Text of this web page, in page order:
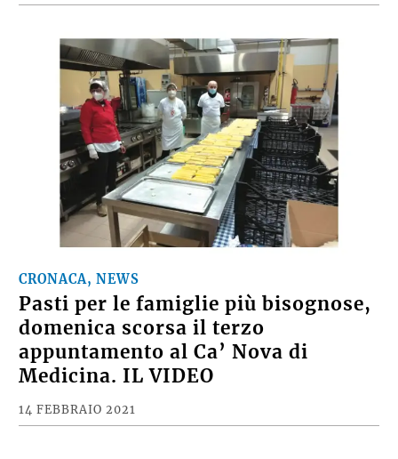
CRONACA, NEWS
Pasti per le famiglie più bisognose,
domenica scorsa il terzo
appuntamento al Ca’ Nova di
Medicina. IL VIDEO
14 FEBBRAIO 2021